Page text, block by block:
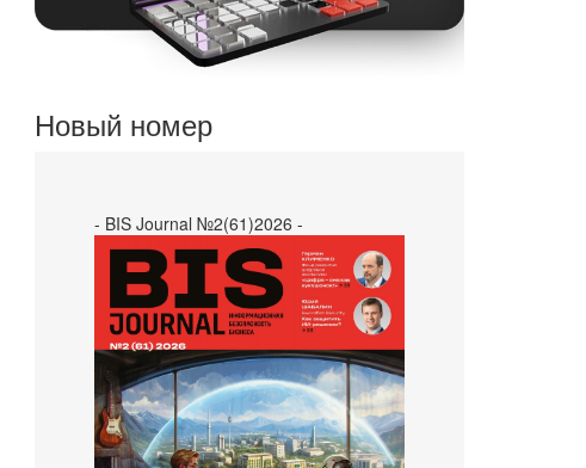
Новый номер
- BIS Journal №2(61)2026 -